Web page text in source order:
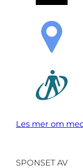
Les mer om
SPONSET AV